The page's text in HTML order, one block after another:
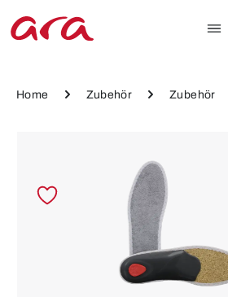
Zum Hauptinhalt springen
Home Zubehör Zubehör